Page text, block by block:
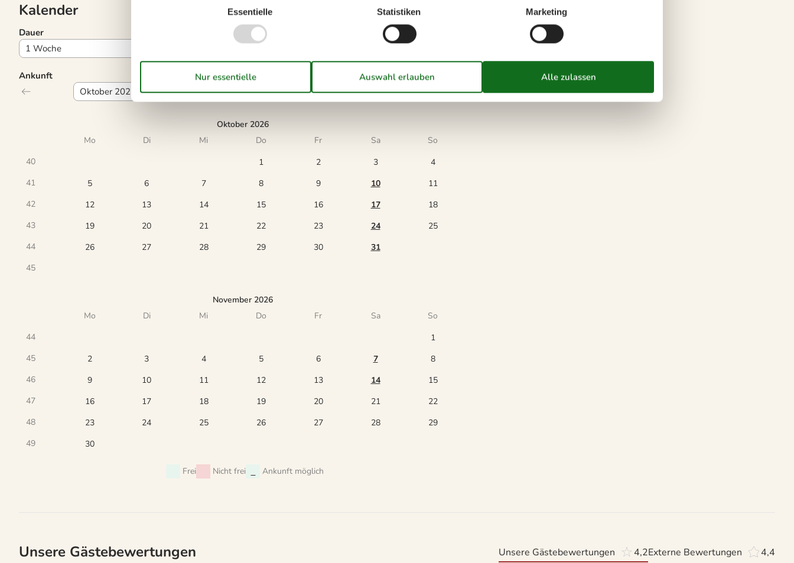
Kalender
Ankunft
Oktober 2026
Mo
Di Mi Do Fr Sa
So
40
1 2 3
4
41
5 6 7 8 9 10
11
42
12 13 14 15 16 17
18
43
19 20 21 22 23 24
25
44
26 27 28 29 30
31
45
November 2026
Mo
Di Mi Do Fr Sa
So
44
1
45
2 3 4 5 6 7
8
46
9 10 11 12 13 14
15
47
16 17 18 19 20 21
22
48
23 24 25 26 27 28
29
49
30
Frei Nicht frei Ankunft möglich
Dauer
Unsere Gästebewertungen Unsere Gästebewertungen 4,2Externe Bewertungen 4,4
Essentielle Statistiken Marketing